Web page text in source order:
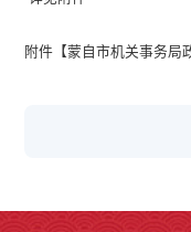
附件【蒙自市机关事务局